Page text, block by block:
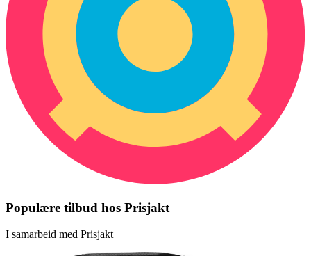
Populære tilbud hos Prisjakt
I samarbeid med Prisjakt